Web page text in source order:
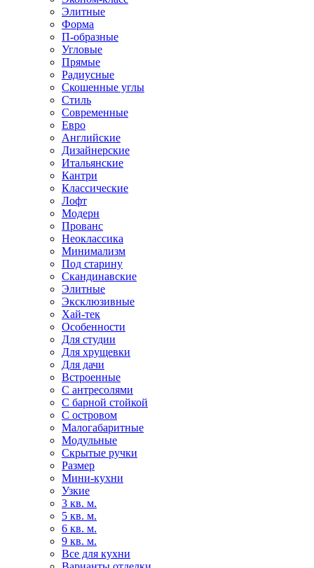
Элитные
Форма
П-образные
Угловые
Прямые
Радиусные
Скошенные углы
Стиль
Современные
Евро
Английские
Дизайнерские
Итальянские
Кантри
Классические
Лофт
Модерн
Прованс
Неоклассика
Минимализм
Под старину
Скандинавские
Элитные
Эксклюзивные
Хай-тек
Особенности
Для студии
Для хрущевки
Для дачи
Встроенные
С антресолями
С барной стойкой
С островом
Малогабаритные
Модульные
Скрытые ручки
Размер
Мини-кухни
Узкие
3 кв. м.
5 кв. м.
6 кв. м.
9 кв. м.
Все для кухни